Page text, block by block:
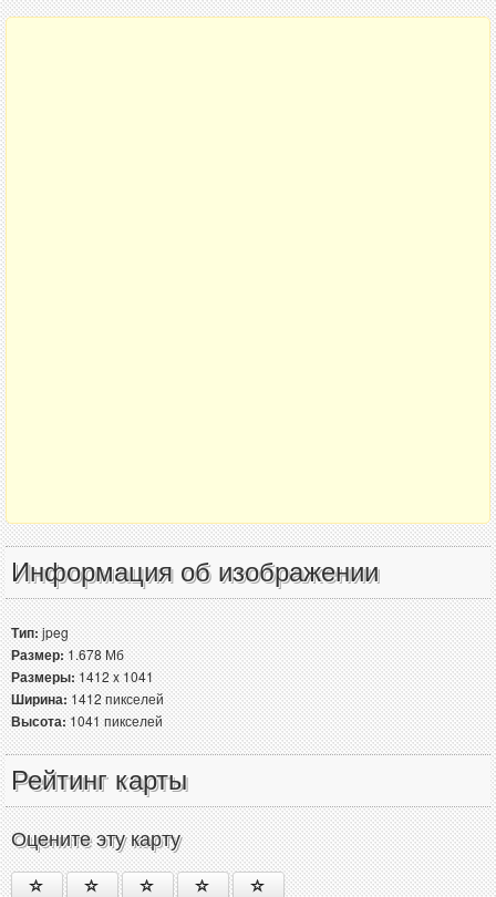
Информация об изображении
Тип:jpeg
Размер:1.678 Мб
Размеры:1412 x 1041
Ширина:1412 пикселей
Высота:1041 пикселей
Рейтинг карты
Оцените эту карту